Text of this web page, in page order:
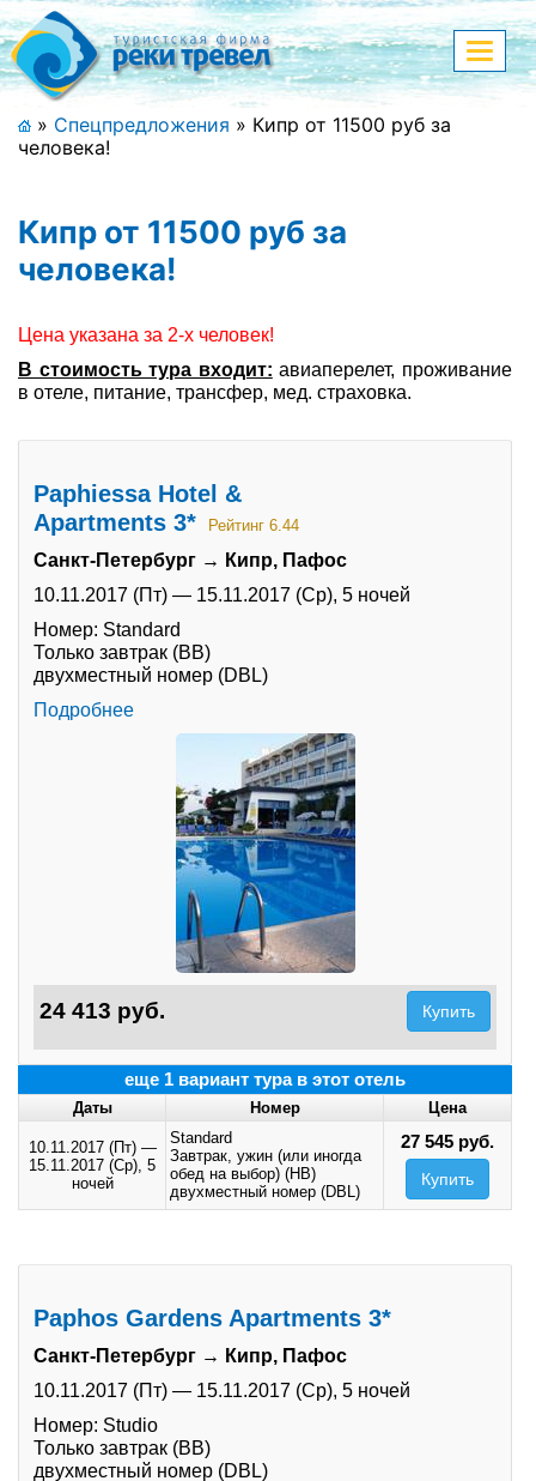
Меню
+7 (911) 182-44-68
Полная версия сайта
Главная
Спецпредложения
Страны и направления
Поиск тура
Туры по России
Автобусные туры
Круизы
Туры на пароме
Туристическая страховка
меню
» Спецпредложения » Кипр от 11500 руб за
человека!
Кипр от 11500 руб за
человека!
Цена указана за 2-х человек!
В стоимость тура входит: авиаперелет, проживание
в отеле, питание, трансфер, мед. страховка.
Paphiessa Hotel &
Apartments 3*
Рейтинг 6.44
Санкт-Петербург → Кипр, Пафос
10.11.2017 (Пт) — 15.11.2017 (Ср), 5 ночей
Номер: Standard
Только завтрак (BB)
двухместный номер (DBL)
Подробнее
24 413 руб. Купить
еще 1 вариант тура в этот отель
Даты Номер Цена
10.11.2017 (Пт)—
15.11.2017 (Ср), 5
ночей
Standard
Завтрак, ужин (или иногда
обед на выбор) (HB)
двухместный номер (DBL)
27 545 руб.
Купить
Paphos Gardens Apartments 3*
Санкт-Петербург → Кипр, Пафос
10.11.2017 (Пт) — 15.11.2017 (Ср), 5 ночей
Номер: Studio
Только завтрак (BB)
двухместный номер (DBL)